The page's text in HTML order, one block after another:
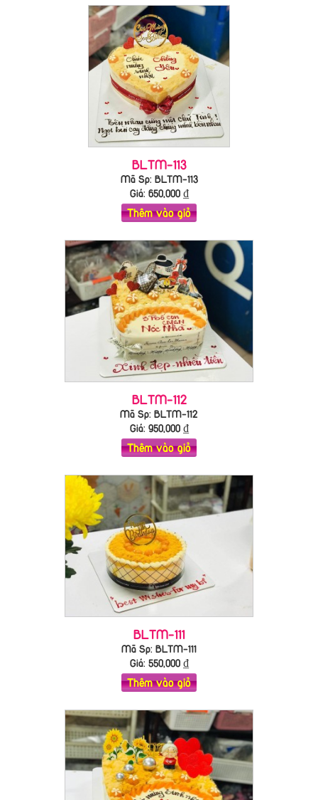
BLTM-113
Mã Sp: BLTM-113
Giá: 650,000₫
Thêm vào giỏ
BLTM-112
Mã Sp: BLTM-112
Giá: 950,000₫
Thêm vào giỏ
BLTM-111
Mã Sp: BLTM-111
Giá: 550,000₫
Thêm vào giỏ